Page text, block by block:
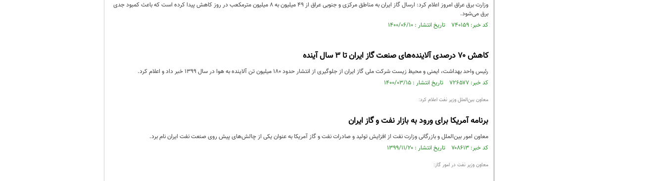
وزارت برق عراق امروز اعلام کرد: ارسال گاز ایران به مناطق مرکزی و جنوبی عراق از 49 میلیون به 8 میلیون مترمکعب در روز کاهش پیدا کرده است که باعث کمبود جدی
برق می‌شود.
کد خبر: ۷۴۰۱۵۹ تاریخ انتشار : ۱۴۰۰/۰۶/۱۰
کاهش ۷۰ درصدی آلاینده‌های صنعت گاز ایران تا ۳ سال آینده
رئیس واحد بهداشت، ایمنی و محیط زیست شرکت ملی گاز ایران از جلوگیری از انتشار حدود ۱۸۰ میلیون تن آلاینده به هوا در سال ۱۳۹۹ خبر داد و اعلام کرد.
کد خبر: ۷۲۶۵۷۷ تاریخ انتشار : ۱۴۰۰/۰۳/۱۵
معاون بین‌الملل وزیر نفت اعلام کرد:
برنامه آمریکا برای ورود به بازار نفت و گاز ایران
معاون امور بین‌الملل و بازرگانی وزارت نفت از افزایش تولید و صادرات نفت و گاز آمریکا به عنوان یکی از چالش‌های پیش روی صنعت نفت ایران نام برد.
کد خبر: ۷۰۸۶۱۳ تاریخ انتشار : ۱۳۹۹/۱۱/۲۰
معاون وزیر نفت در امور گاز: